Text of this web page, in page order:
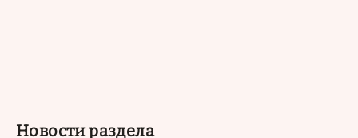
Новости раздела